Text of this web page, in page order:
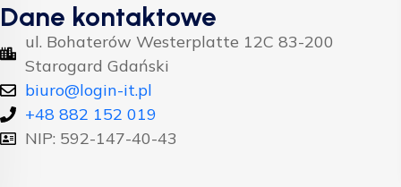
Dane kontaktowe
ul. Bohaterów Westerplatte 12C 83-200
Starogard Gdański
biuro@login-it.pl
+48 882 152 019
NIP: 592-147-40-43